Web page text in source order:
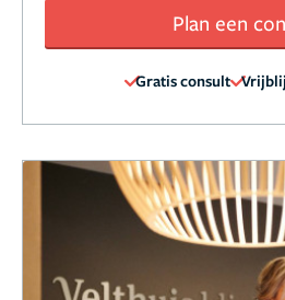
Plan een
Gratis consult